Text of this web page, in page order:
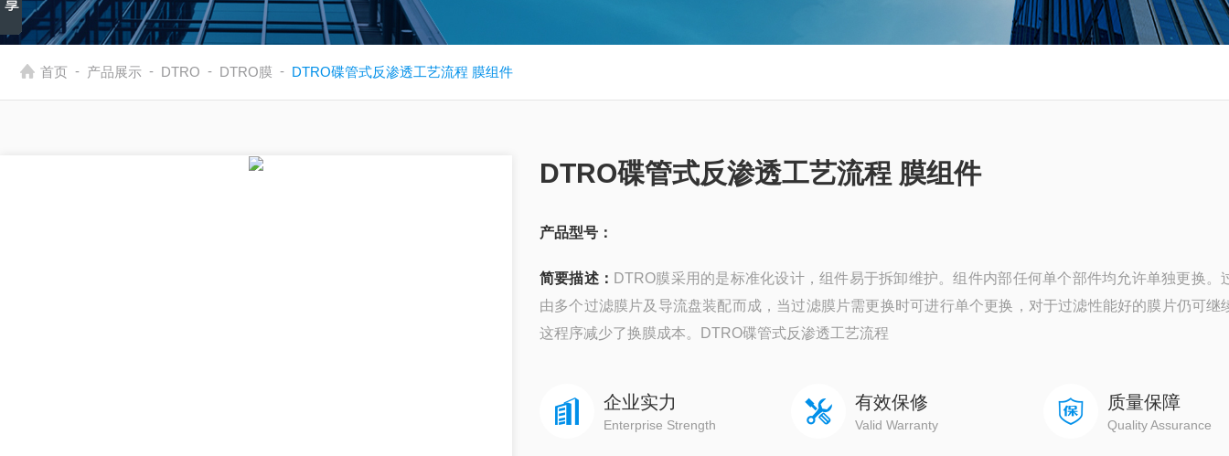
首页 - 产品展示 - DTRO - DTRO膜 - DTRO碟管式反渗透工艺流程 膜组件
DTRO碟管式反渗透工艺流程 膜组件
产品型号：
简要描述： DTRO膜采用的是标准化设计，组件易于拆卸维护。组件内部任何单个部件均允许单独更换。
由多个过滤膜片及导流盘装配而成，当过滤膜片需更换时可进行单个更换，对于过滤性能好的膜片仍可继
这程序减少了换膜成本。DTRO碟管式反渗透工艺流程
企业实力
Enterprise Strength
有效保修
Valid Warranty
质量保障
Quality Assurance